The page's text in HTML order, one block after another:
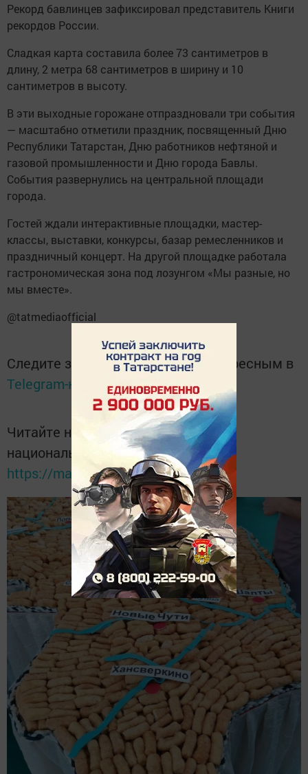
Рекорд бавлинцев зафиксировал представитель Книги
рекордов России.
Сладкая карта составила более 73 сантиметров в
длину, 2 метра 68 сантиметров в ширину и 10
сантиметров в высоту.
В эти выходные горожане отпраздновали три события
— масштабно отметили праздник, посвященный Дню
Республики Татарстан, Дню работников нефтяной и
газовой промышленности и Дню города Бавлы.
События развернулись на центральной площади
города.
Гостей ждали интерактивные площадки, мастер-
классы, выставки, конкурсы, базар ремесленников и
праздничный концерт. На другой площадке работала
гастрономическая зона под лозунгом «Мы разные, но
мы вместе».
@tatmediaofficial
Следите за самым важным и интересным в
Telegram-каналеТатмедиа
Читайте новости Татарстана в
национальном мессенджере MАХ:
https://max.ru/tatmedia